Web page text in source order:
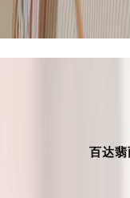
百达翡